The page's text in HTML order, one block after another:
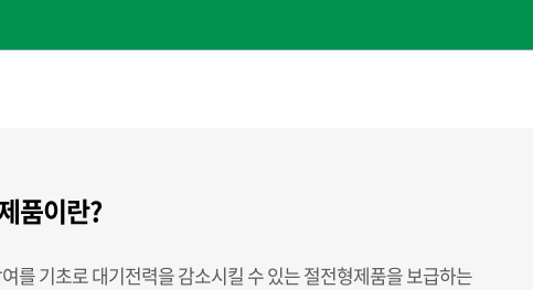
품이란?
를 기초로 대기전력을 감소시킬 수 있는 절전형제품을 보급하는